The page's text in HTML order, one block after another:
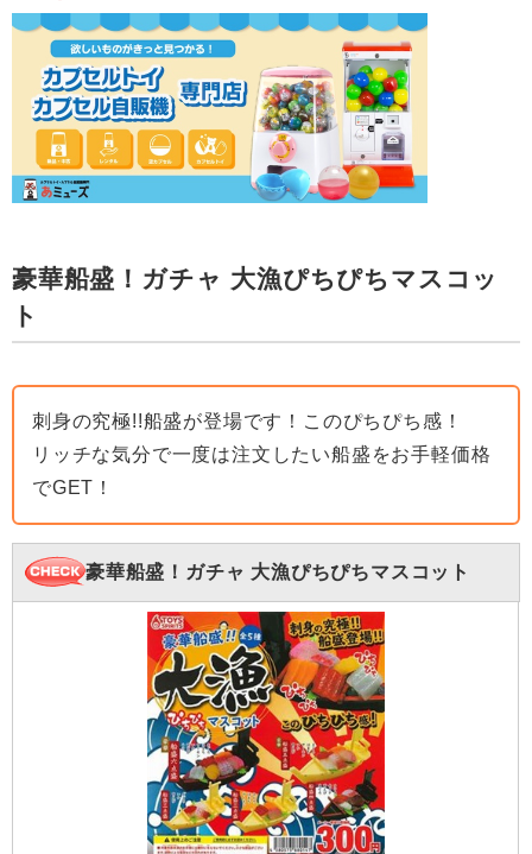
豪華船盛！ガチャ 大漁ぴちぴちマスコッ
ト
刺身の究極!!船盛が登場です！このぴちぴち感！
リッチな気分で一度は注文したい船盛をお手軽価格
でGET！
豪華船盛！ガチャ 大漁ぴちぴちマスコット